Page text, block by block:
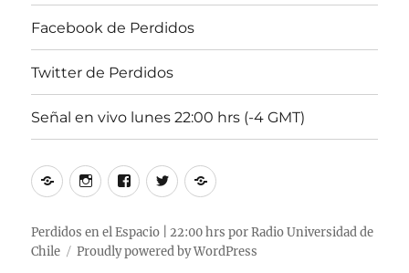
Facebook de Perdidos
Twitter de Perdidos
Señal en vivo lunes 22:00 hrs (-4 GMT)
PodcastsInstagram
Perdidos
Facebook
Perdidos
Twitter
Perdidos
Señal
vivo
lunes
Perdidos en el Espacio | 22:00 hrs por Radio Universidad de
Chile
Proudly powered by WordPress